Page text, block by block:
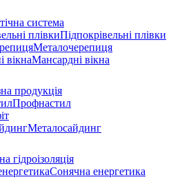
система
Підпокрівельні плівки
Металочерепиця
Мансардні вікна
продукція
Профнастил
Металосайдинг
гідроізоляція
Сонячна енергетика